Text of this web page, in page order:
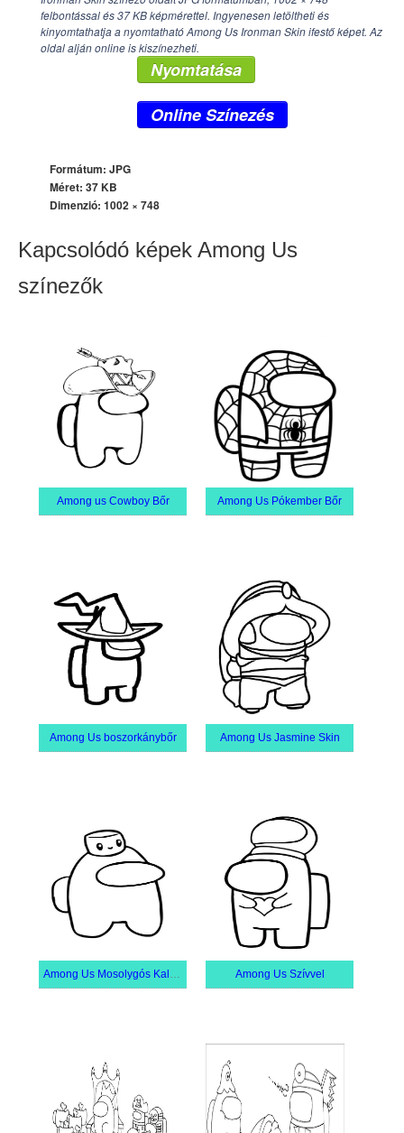
felbontással és 37 KB képmérettel. Ingyenesen letöltheti és
kinyomtathatja a nyomtatható Among Us Ironman Skin ifestő képet. Az
oldal alján online is kiszínezheti.
Nyomtatása
Online Színezés
Formátum: JPG
Méret: 37 KB
Dimenzió: 1002 × 748
Kapcsolódó képek Among Us
színezők
Among us Cowboy Bőr Among Us Pókember Bőr
Among Us boszorkánybőr Among Us Jasmine Skin
Among Us Mosolygós Kalapot Visel Among Us Szívvel